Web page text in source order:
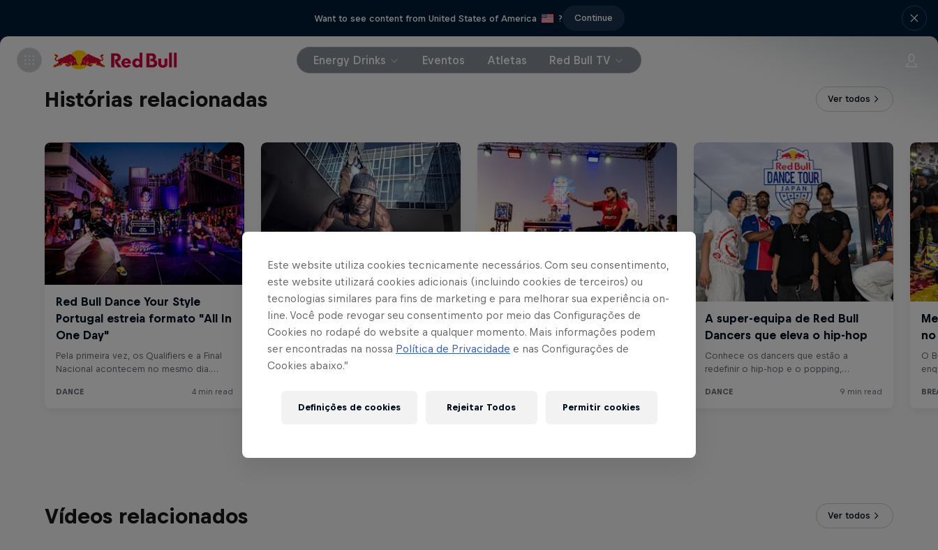
Want to see content from United States of America ? Continue
Energy Drinks Eventos Atletas Red Bull TV
Histórias relacionadas Ver todos
Vídeos relacionados Ver todos
Este website utiliza cookies tecnicamente necessários. Com seu consentimento,
este website utilizará cookies adicionais (incluindo cookies de terceiros) ou
tecnologias similares para fins de marketing e para melhorar sua experiência on-
line. Você pode revogar seu consentimento por meio das Configurações de
Cookies no rodapé do website a qualquer momento. Mais informações podem
ser encontradas na nossa Política de Privacidade e nas Configurações de
Cookies abaixo.”
Definições de cookies Rejeitar Todos Permitir cookies